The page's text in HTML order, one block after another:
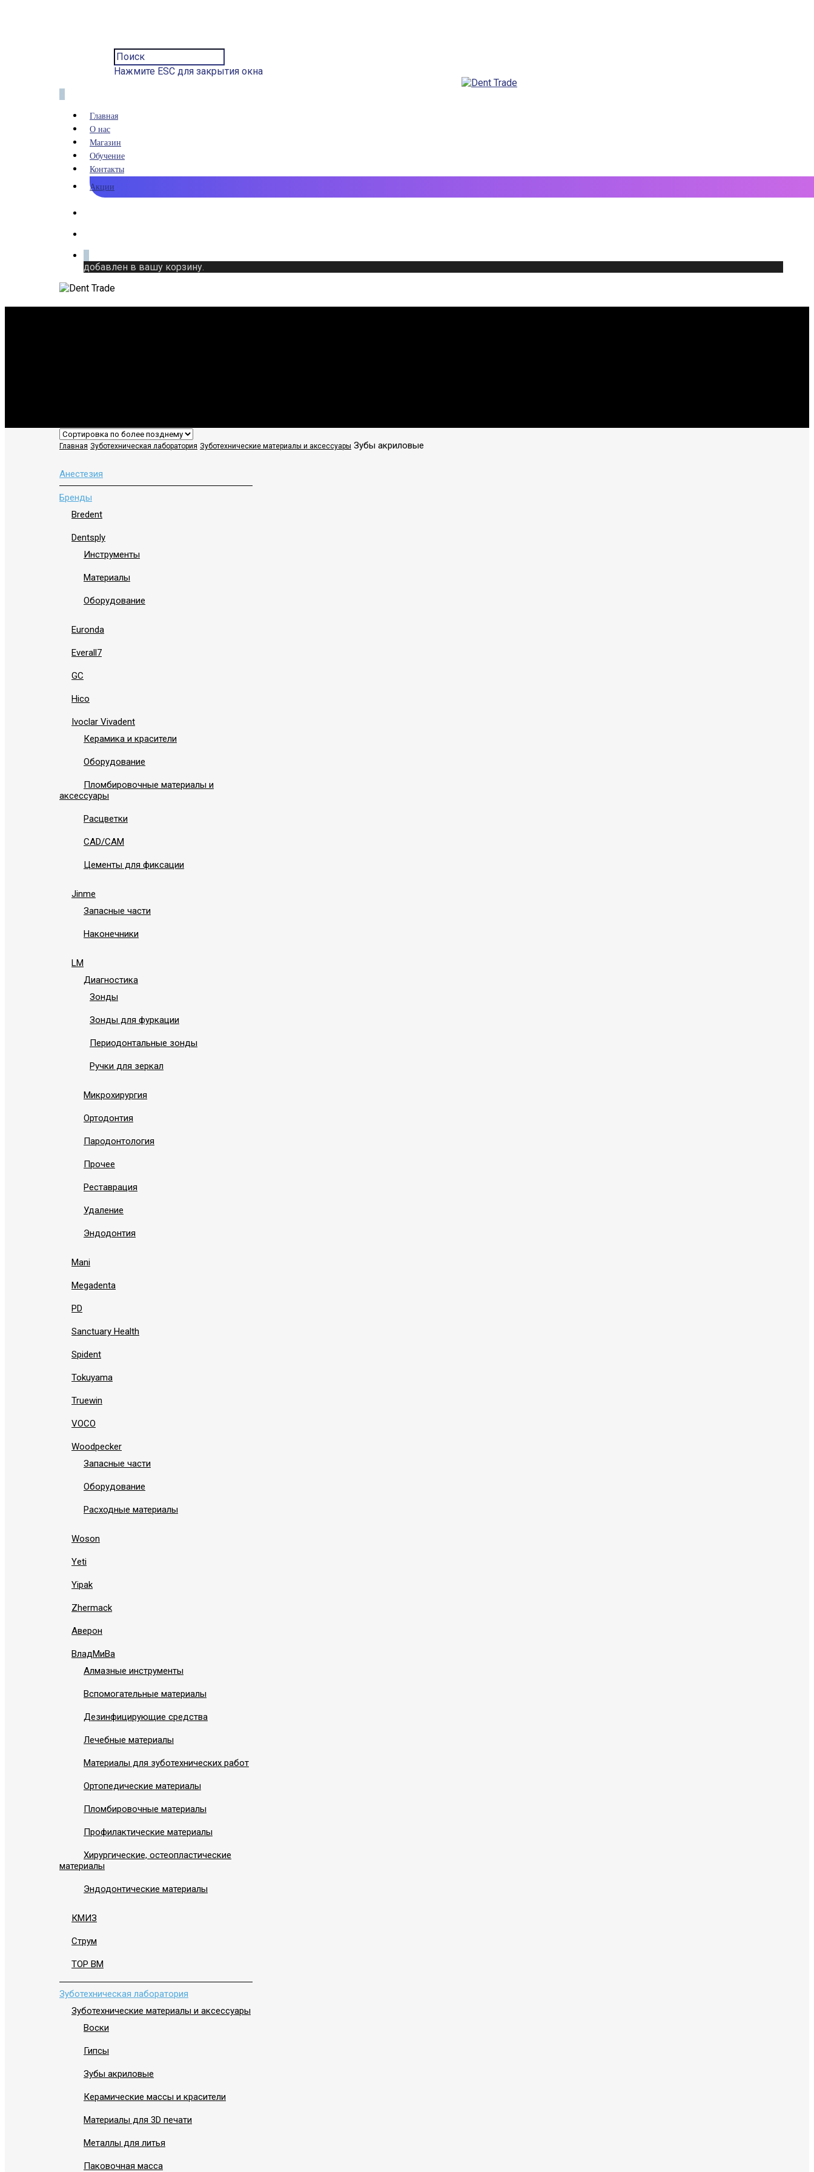
Нажмите ESC для закрытия окна
Главная
О нас
Магазин
Обучение
Контакты
Акции
добавлен в вашу корзину.
Главная Зуботехническая лаборатория Зуботехнические материалы и аксессуары Зубы акриловые
Анестезия
Бренды
Bredent
Dentsply
Инструменты
Материалы
Оборудование
Euronda
Everall7
GC
Hico
Ivoclar Vivadent
Керамика и красители
Оборудование
Пломбировочные материалы и
аксессуары
Расцветки
СAD/CAM
Цементы для фиксации
Jinme
Запасные части
Наконечники
LM
Диагностика
Зонды
Зонды для фуркации
Периодонтальные зонды
Ручки для зеркал
Микрохирургия
Ортодонтия
Пародонтология
Прочее
Реставрация
Удаление
Эндодонтия
Mani
Megadenta
PD
Sanctuary Health
Spident
Tokuyama
Truewin
VOCO
Woodpecker
Запасные части
Оборудование
Расходные материалы
Woson
Yeti
Yipak
Zhermack
Аверон
ВладМиВа
Алмазные инструменты
Вспомогательные материалы
Дезинфицирующие средства
Лечебные материалы
Материалы для зуботехнических работ
Ортопедические материалы
Пломбировочные материалы
Профилактические материалы
Хирургические, остеопластические
материалы
Эндодонтические материалы
КМИЗ
Струм
ТОР ВМ
Зуботехническая лаборатория
Зуботехнические материалы и аксессуары
Воски
Гипсы
Зубы акриловые
Керамические массы и красители
Материалы для 3D печати
Металлы для литья
Паковочная масса